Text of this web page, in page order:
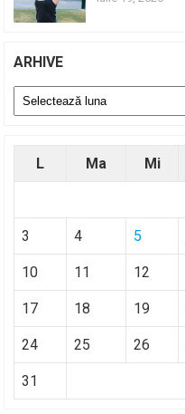
ARHIVE
Arhive
L Ma Mi
3 4 5
10 11 12
17 18 19
24 25 26
31